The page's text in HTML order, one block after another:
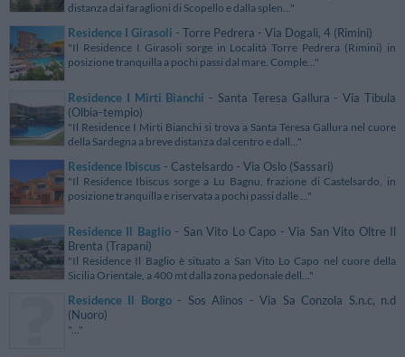
distanza dai faraglioni di Scopello e dalla splen..."
Residence I Girasoli - Torre Pedrera - Via Dogali, 4 (Rimini)
"Il Residence I Girasoli sorge in Località Torre Pedrera (Rimini) in
posizione tranquilla a pochi passi dal mare. Comple..."
Residence I Mirti Bianchi - Santa Teresa Gallura - Via Tibula
(Olbia-tempio)
"Il Residence I Mirti Bianchi si trova a Santa Teresa Gallura nel cuore
della Sardegna a breve distanza dal centro e dall..."
Residence Ibiscus - Castelsardo - Via Oslo (Sassari)
"Il Residence Ibiscus sorge a Lu Bagnu, frazione di Castelsardo, in
posizione tranquilla e riservata a pochi passi dalle ..."
Residence Il Baglio- San Vito Lo Capo - Via San Vito Oltre Il
Brenta (Trapani)
"Il Residence Il Baglio è situato a San Vito Lo Capo nel cuore della
Sicilia Orientale, a 400 mt dalla zona pedonale dell..."
Residence Il Borgo- Sos Alinos - Via Sa Conzola S.n.c, n.d
(Nuoro)
"..."